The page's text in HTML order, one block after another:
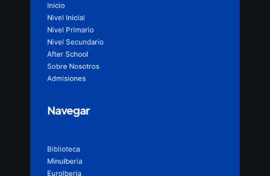
Inicio
Nivel Inicial
Nivel Primario
Nivel Secundario
After School
Sobre Nosotros
Admisiones
Navegar
Biblioteca
MinuIberia
EuroIberia